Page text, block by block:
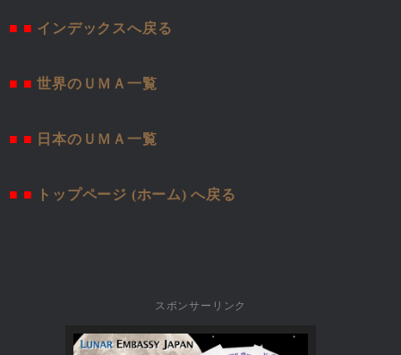
■ ■ インデックスへ戻る
■ ■ 世界のＵＭＡ一覧
■ ■ 日本のＵＭＡ一覧
■ ■ トップページ (ホーム) へ戻る
スポンサーリンク